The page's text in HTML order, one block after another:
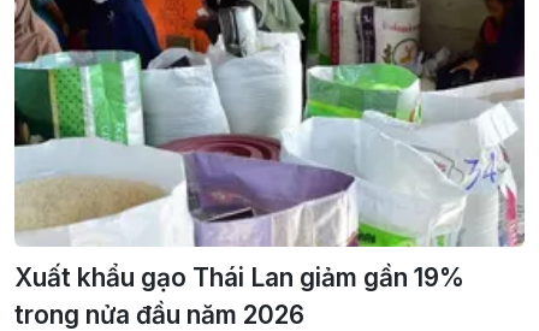
Xuất khẩu gạo Thái Lan giảm gần 19%
trong nửa đầu năm 2026